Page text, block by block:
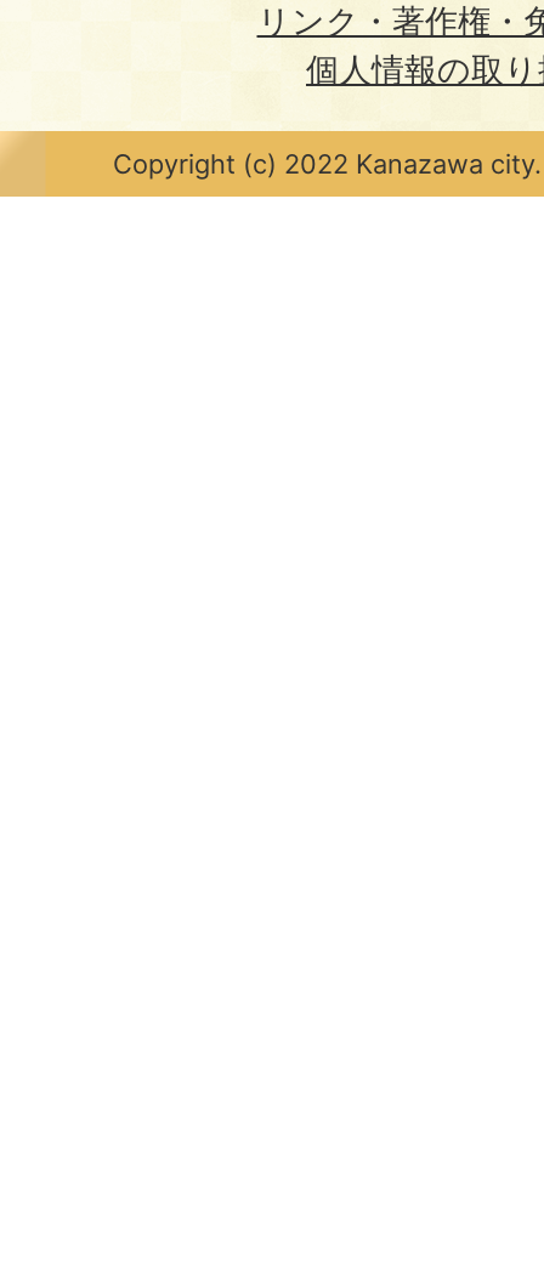
リンク・著作権・
個人情報の取
Copyright (c) 2022 Kanazawa